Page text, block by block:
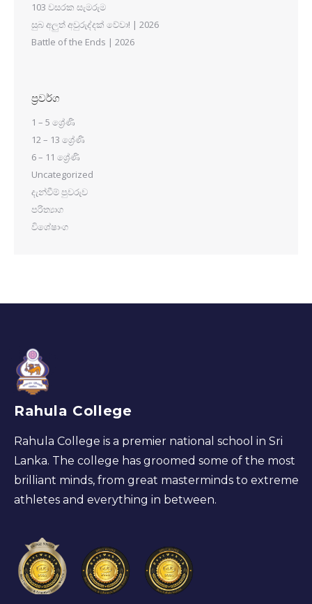
103 වසරක සැමරුම
සුබ අලුත් අවුරුද්දක් වේවා! | 2026
Battle of the Ends | 2026
ප්‍රවර්ග
1 – 5 ශ්‍රේණි
12 – 13 ශ්‍රේණි
6 – 11 ශ්‍රේණි
Uncategorized
දැන්වීම් පුවරුව
පරිත්‍යාග
විශේෂාංග
Rahula College
Rahula College is a premier national school in Sri
Lanka. The college has groomed some of the most
brilliant minds, from great masterminds to extreme
athletes and everything in between.